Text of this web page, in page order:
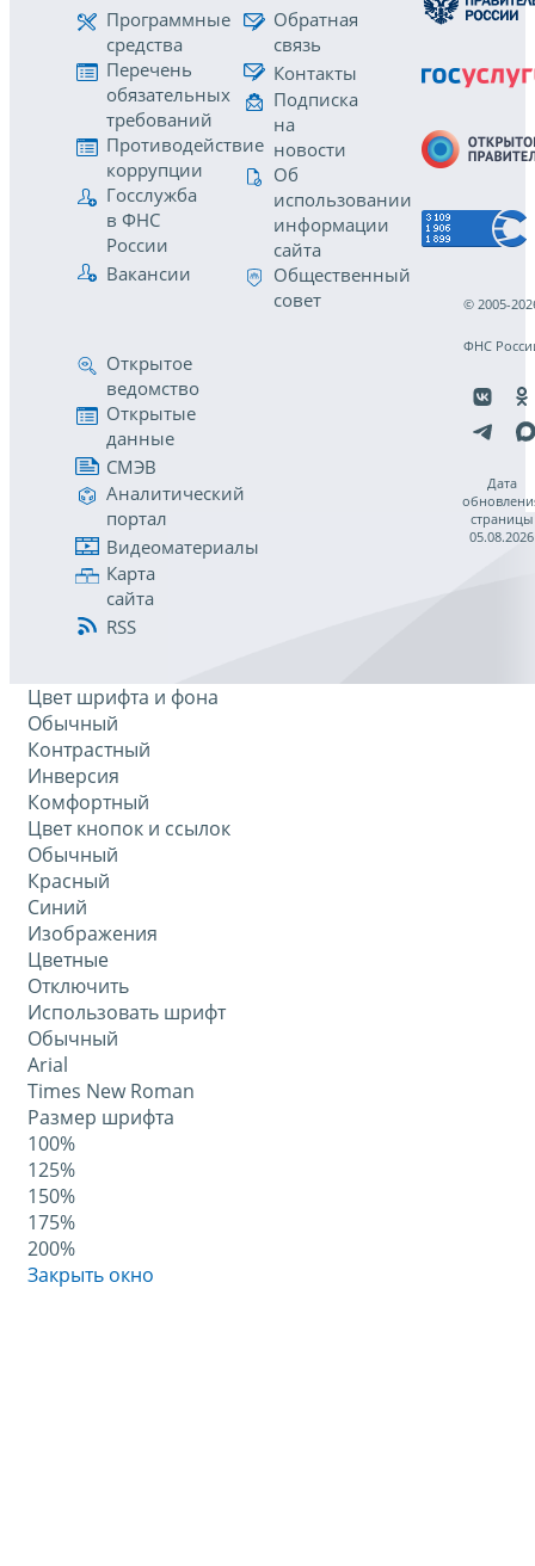
Программные
средства
Перечень
обязательных
требований
Противодействие
коррупции
Госслужба
в ФНС
России
Вакансии
Обратная
связь
Контакты
Подписка
на
новости
Об
использовании
информации
сайта
Общественный
совет
Открытое
ведомство
Открытые
данные
СМЭВ
Аналитический
портал
Видеоматериалы
Карта
сайта
RSS
© 2005-
ФНС
Дата
страницы
05.08.2026
Цвет шрифта и фона
Обычный
Контрастный
Инверсия
Комфортный
Цвет кнопок и ссылок
Обычный
Красный
Синий
Изображения
Цветные
Отключить
Использовать шрифт
Обычный
Arial
Times New Roman
Размер шрифта
100%
125%
150%
175%
200%
Закрыть окно